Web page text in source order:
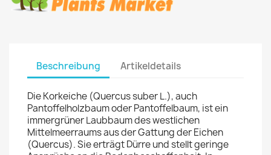
Beschreibung Artikeldetails
Die Korkeiche (Quercus suber L.), auch
Pantoffelholzbaum oder Pantoffelbaum, ist ein
immergrüner Laubbaum des westlichen
Mittelmeerraums aus der Gattung der Eichen
(Quercus). Sie erträgt Dürre und stellt geringe